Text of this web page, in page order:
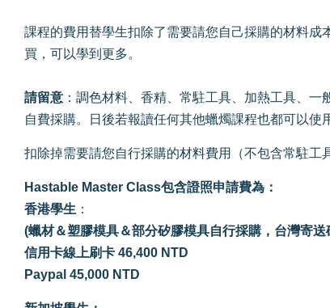
課程的費用替學生扣除了需要請您自己採購的材料
買，可以學到更多。
請留意 ：調色材料、香精、常駐工具、加熱工具、
自費採購。日後若報讀任何其他蠟燭課程也都可以使
扣除掉需要請您自行採購的材料費用（不包含常駐工
Hastable Master Class包含證照申請費為：
香港學生 ：
(蠟材＆塑膠模具＆部分矽膠模具自行採購，台灣寄送
信用卡線上刷卡 46,400 NTD
Paypal 45,000 NTD